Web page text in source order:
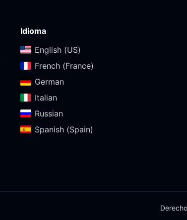
Idioma
English (US)‎
French (France)‎
German‎
Italian‎
Russian‎
Spanish (Spain)‎